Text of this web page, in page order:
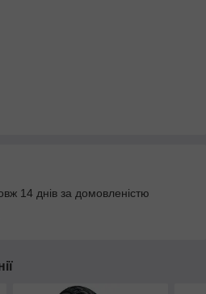
14 днів за домовленістю